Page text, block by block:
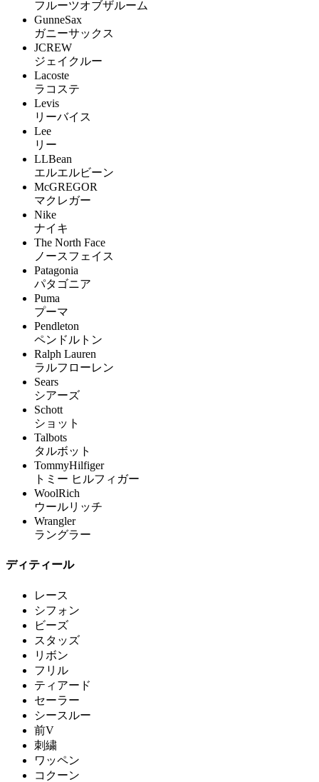
フルーツオブザルーム
GunneSax
ガニーサックス
JCREW
ジェイクルー
Lacoste
ラコステ
Levis
リーバイス
Lee
リー
LLBean
エルエルビーン
McGREGOR
マクレガー
Nike
ナイキ
The North Face
ノースフェイス
Patagonia
パタゴニア
Puma
プーマ
Pendleton
ペンドルトン
Ralph Lauren
ラルフローレン
Sears
シアーズ
Schott
ショット
Talbots
タルボット
TommyHilfiger
トミー ヒルフィガー
WoolRich
ウールリッチ
Wrangler
ラングラー
ディティール
レース
シフォン
ビーズ
スタッズ
リボン
フリル
ティアード
セーラー
シースルー
前V
刺繍
ワッペン
コクーン